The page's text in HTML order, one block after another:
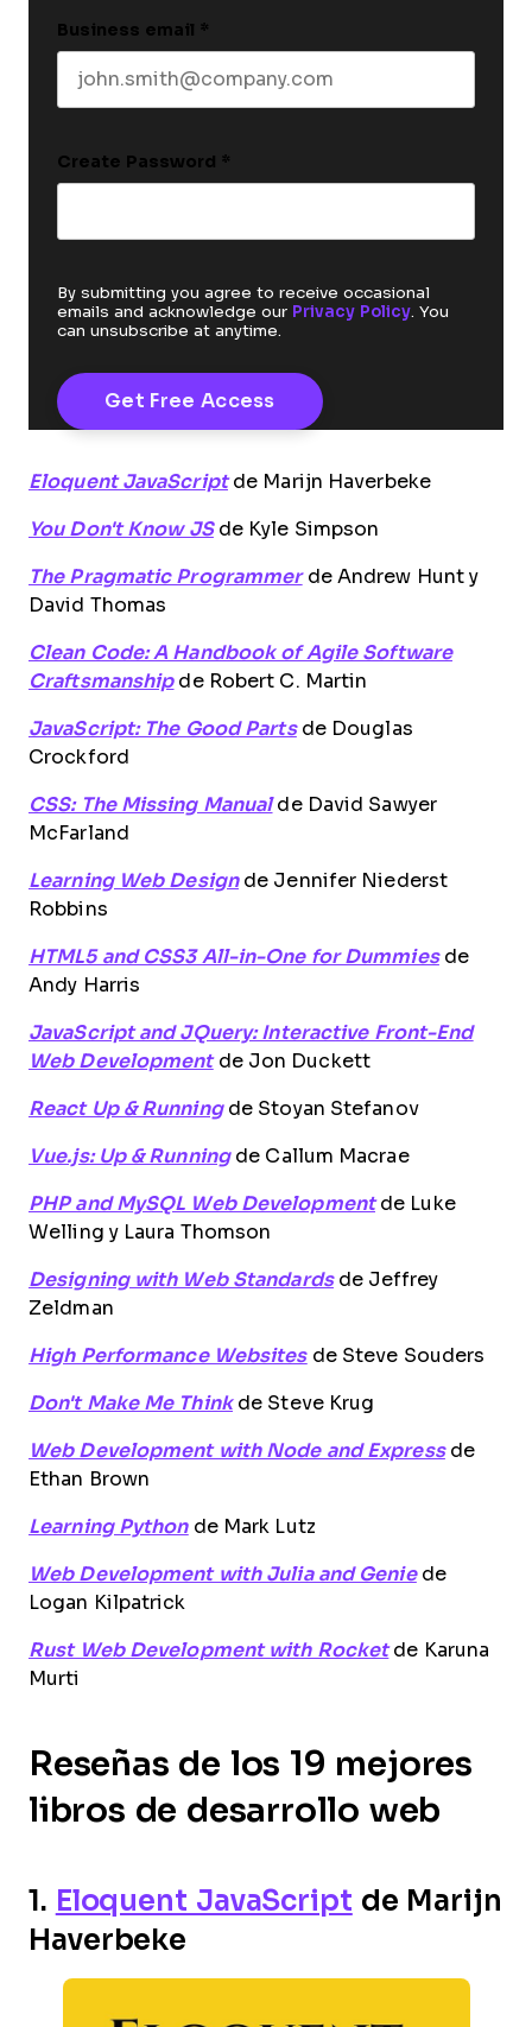
Business email *
Create Password *
By submitting you agree to receive occasional
emails and acknowledge our Privacy Policy. You
can unsubscribe at anytime.
Eloquent JavaScriptde Marijn Haverbeke
You Don't Know JSde Kyle Simpson
The Pragmatic Programmerde Andrew Hunt y
David Thomas
Clean Code: A Handbook of Agile Software
Craftsmanshipde Robert C. Martin
JavaScript: The Good Partsde Douglas
Crockford
CSS: The Missing Manualde David Sawyer
McFarland
Learning Web Designde Jennifer Niederst
Robbins
HTML5 and CSS3 All-in-One for Dummiesde
Andy Harris
JavaScript and JQuery: Interactive Front-End
Web Developmentde Jon Duckett
React Up & Runningde Stoyan Stefanov
Vue.js: Up & Runningde Callum Macrae
PHP and MySQL Web Developmentde Luke
Welling y Laura Thomson
Designing with Web Standardsde Jeffrey
Zeldman
High Performance Websitesde Steve Souders
Don't Make Me Thinkde Steve Krug
Web Development with Node and Expressde
Ethan Brown
Learning Pythonde Mark Lutz
Web Development with Julia and Geniede
Logan Kilpatrick
Rust Web Development with Rocket de Karuna
Murti
Reseñas de los 19 mejores
libros de desarrollo web
1. Eloquent JavaScript de Marijn
Haverbeke